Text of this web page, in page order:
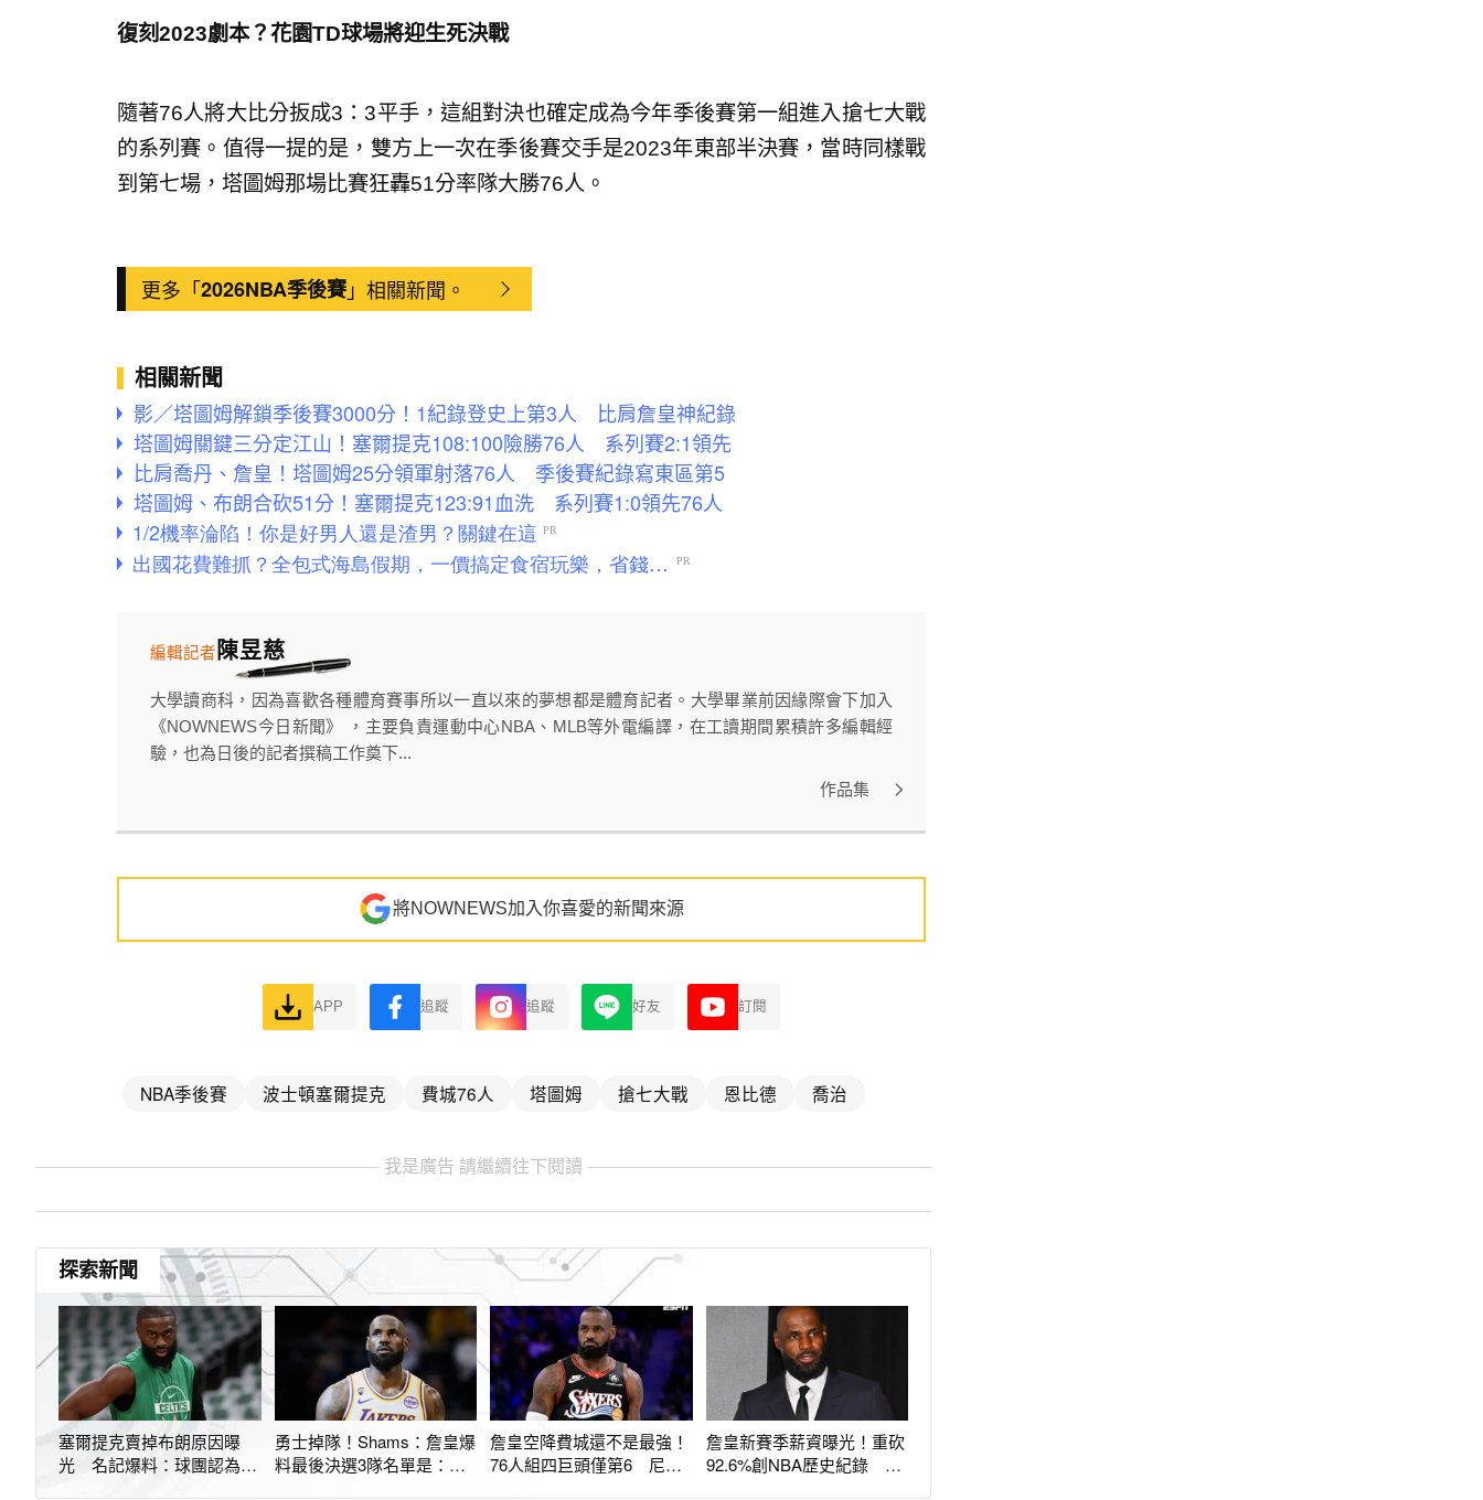
復刻2023劇本？花園TD球場將迎生死決戰
隨著76人將大比分扳成3：3平手，這組對決也確定成為今年季後賽第一組進入搶七大戰
的系列賽。值得一提的是，雙方上一次在季後賽交手是2023年東部半決賽，當時同樣戰
到第七場，塔圖姆那場比賽狂轟51分率隊大勝76人。
更多「2026NBA季後賽」相關新聞。
相關新聞
影／塔圖姆解鎖季後賽3000分！1紀錄登史上第3人 比肩詹皇神紀錄
塔圖姆關鍵三分定江山！塞爾提克108:100險勝76人 系列賽2:1領先
比肩喬丹、詹皇！塔圖姆25分領軍射落76人 季後賽紀錄寫東區第5
塔圖姆、布朗合砍51分！塞爾提克123:91血洗 系列賽1:0領先76人
陳昱慈
編輯記者
大學讀商科，因為喜歡各種體育賽事所以一直以來的夢想都是體育記者。大學畢業前因緣際會下加入
《NOWNEWS今日新聞》 ，主要負責運動中心NBA、MLB等外電編譯，在工讀期間累積許多編輯經
驗，也為日後的記者撰稿工作奠下...
作品集
將NOWNEWS加入你喜愛的新聞來源
APP 追蹤 追蹤 好友 訂閱
NBA季後賽 波士頓塞爾提克 費城76人 塔圖姆 搶七大戰 恩比德 喬治
我是廣告 請繼續往下閱讀
探索新聞
塞爾提克賣掉布朗原因曝
光 名記爆料：球團認為喬
勇士掉隊！Shams：詹皇爆
料最後決選3隊名單是：熱
詹皇空降費城還不是最強！
76人組四巨頭僅第6 尼克
詹皇新賽季薪資曝光！重砍
92.6%創NBA歷史紀錄 排